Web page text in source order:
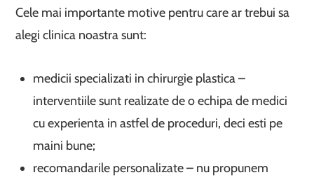
Cele mai importante motive pentru care ar trebui sa
alegi clinica noastra sunt:
medicii specializati in chirurgie plastica –
interventiile sunt realizate de o echipa de medici
cu experienta in astfel de proceduri, deci esti pe
maini bune;
recomandarile personalizate – nu propunem